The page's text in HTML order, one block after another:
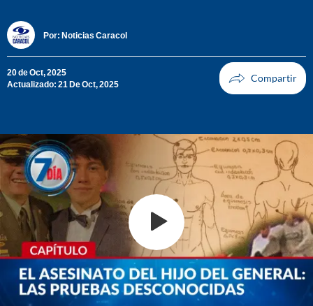
Por: Noticias Caracol
20 de Oct, 2025
Actualizado: 21 De Oct, 2025